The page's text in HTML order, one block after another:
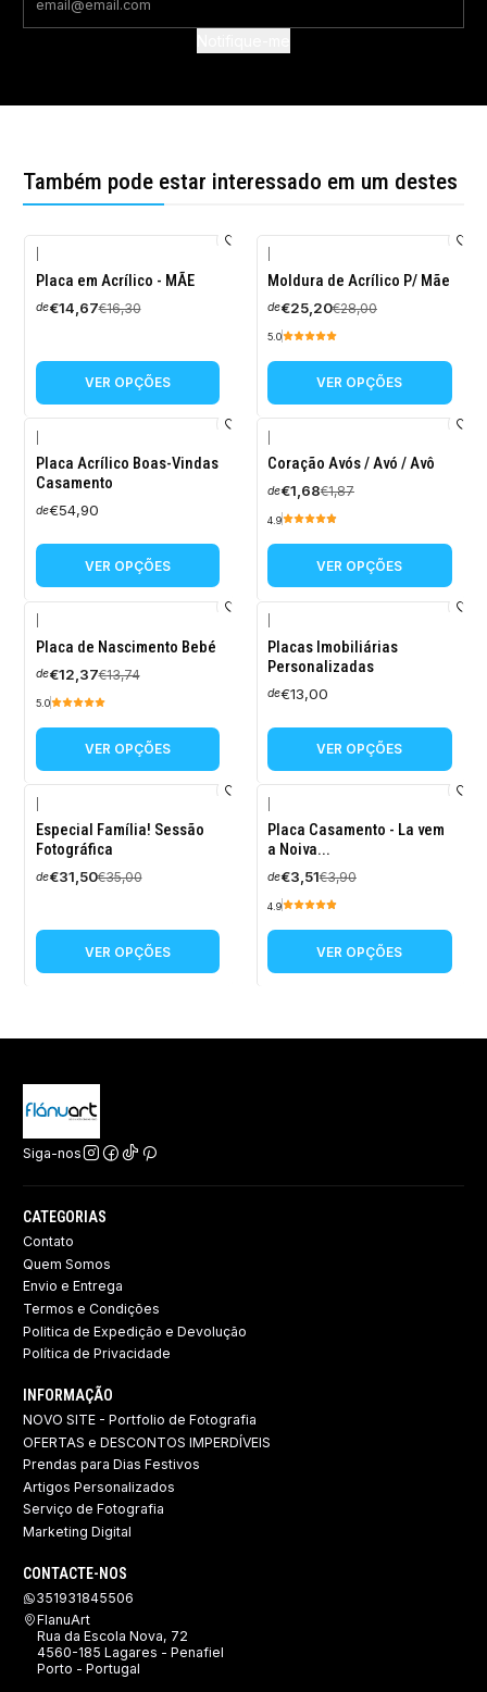
Também pode estar interessado em um destes
-10%
DESCONTO
Placa em Acrílico - MÃE
de€14,67€16,30
VER OPÇÕES
-10%
DESCONTO
Moldura de Acrílico P/ Mãe
de€25,20€28,00
5.0
VER OPÇÕES
Placa Acrílico Boas-Vindas
Casamento
de€54,90
VER OPÇÕES
-10%
DESCONTO
Coração Avós / Avó / Avô
de€1,68€1,87
4.9
VER OPÇÕES
-10%
DESCONTO
Placa de Nascimento Bebé
de€12,37€13,74
5.0
VER OPÇÕES
Placas Imobiliárias
Personalizadas
de€13,00
VER OPÇÕES
-10%
DESCONTO
Especial Família! Sessão
Fotográfica
de€31,50€35,00
VER OPÇÕES
-10%
DESCONTO
Placa Casamento - La vem
a Noiva...
de€3,51€3,90
4.9
VER OPÇÕES
Siga-nos
CATEGORIAS
Contato
Quem Somos
Envio e Entrega
Termos e Condições
Politica de Expedição e Devolução ​
Política de Privacidade
INFORMAÇÃO
NOVO SITE - Portfolio de Fotografia
OFERTAS e DESCONTOS IMPERDÍVEIS
Prendas para Dias Festivos
Artigos Personalizados
Serviço de Fotografia
Marketing Digital
CONTACTE-NOS
351931845506
FlanuArt
Rua da Escola Nova, 72
4560-185 Lagares - Penafiel
Porto - Portugal